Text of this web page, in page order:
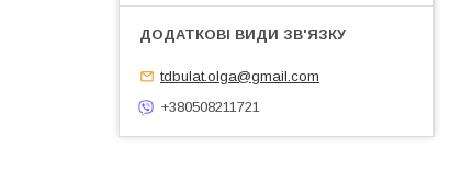
tdbulat.olga@gmail.com
+380508211721